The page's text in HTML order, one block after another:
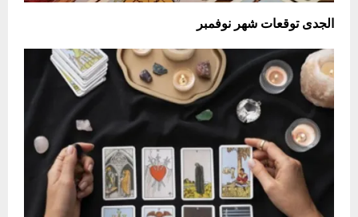
الجدى توقعات شهر نوفمبر